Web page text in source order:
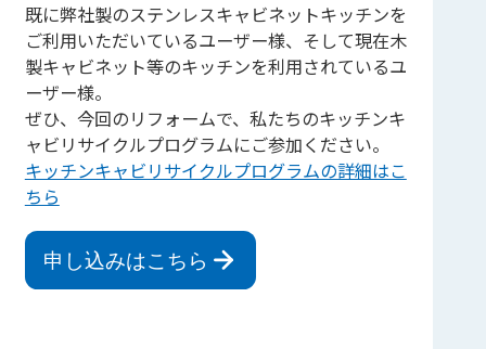
既に弊社製のステンレスキャビネットキッチンを
ご利用いただいているユーザー様、そして現在木
製キャビネット等のキッチンを利用されているユ
ーザー様。
ぜひ、今回のリフォームで、私たちのキッチンキ
ャビリサイクルプログラムにご参加ください。
キッチンキャビリサイクルプログラムの詳細はこ
ちら
申し込みはこちら